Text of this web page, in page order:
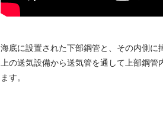
海底に設置された下部鋼管と、その内側に
上の送気設備から送気管を通して上部鋼
ます。